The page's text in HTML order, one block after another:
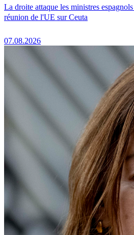
La droite attaque les ministres
réunion de l'UE sur Ceuta
07.08.2026